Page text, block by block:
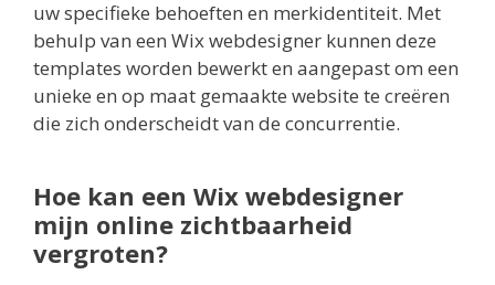
uw specifieke behoeften en merkidentiteit. Met
behulp van een Wix webdesigner kunnen deze
templates worden bewerkt en aangepast om een
unieke en op maat gemaakte website te creëren
die zich onderscheidt van de concurrentie.
Hoe kan een Wix webdesigner
mijn online zichtbaarheid
vergroten?